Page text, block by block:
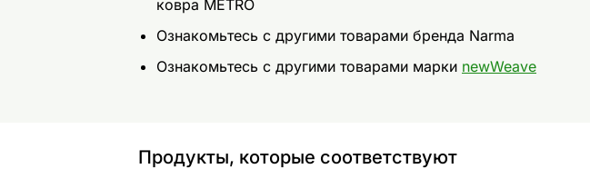
ковра METRO
Ознакомьтесь с другими товарами бренда Narma
Ознакомьтесь с другими товарами марки newWeave
Продукты, которые соответствуют